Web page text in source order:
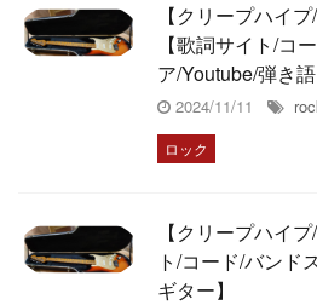
【クリープハイ
【歌詞サイト/コ
ア/Youtube/弾き語
2024/11/11
ロック
【クリープハイ
ト/コード/バンド
ギター】